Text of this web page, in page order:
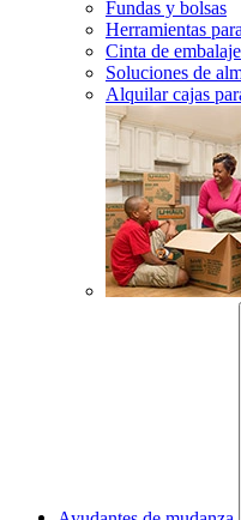
Fundas y bolsas
Herramientas
Cinta de embalaje
Soluciones de
Alquilar cajas